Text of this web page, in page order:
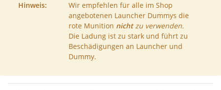
Hinweis:
Wir empfehlen für alle im Shop
angebotenen Launcher Dummys die
rote Munition nichtzu verwenden.
Die Ladung ist zu stark und führt zu
Beschädigungen an Launcher und
Dummy.